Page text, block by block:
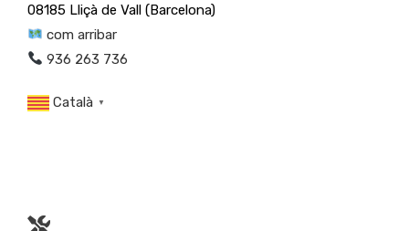
08185 Lliçà de Vall (Barcelona)
com arribar
936 263 736
Català ▼